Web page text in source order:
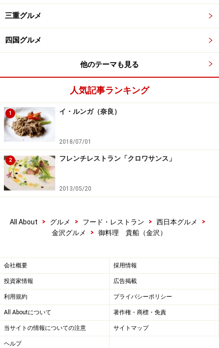
三重グルメ
四国グルメ
他のテーマも見る
人気記事ランキング
1 イ・ルンガ（奈良）
2018/07/01
2 フレンチレストラン「クロワサンス」
2013/05/20
All About > グルメ > フード・レストラン > 西日本グルメ
>
金沢グルメ
> 御料理 貴船（金沢）
会社概要 採用情報
投資家情報 広告掲載
利用規約 プライバシーポリシー
All Aboutについて 著作権・商標・免責
当サイトの情報についての注意 サイトマップ
ヘルプ